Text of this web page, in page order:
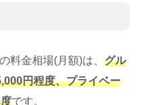
料金相場(月額)は、 グル
円程度、プライベー
です。